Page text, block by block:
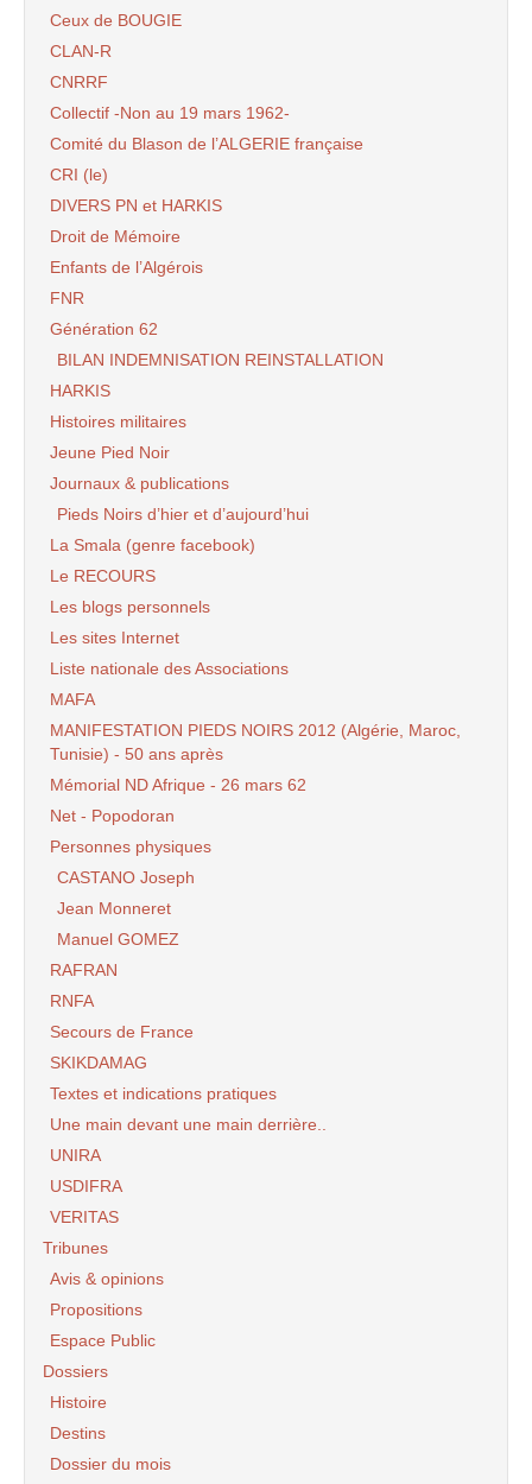
Ceux de BOUGIE
CLAN-R
CNRRF
Collectif -Non au 19 mars 1962-
Comité du Blason de l’ALGERIE française
CRI (le)
DIVERS PN et HARKIS
Droit de Mémoire
Enfants de l’Algérois
FNR
Génération 62
BILAN INDEMNISATION REINSTALLATION
HARKIS
Histoires militaires
Jeune Pied Noir
Journaux & publications
Pieds Noirs d’hier et d’aujourd’hui
La Smala (genre facebook)
Le RECOURS
Les blogs personnels
Les sites Internet
Liste nationale des Associations
MAFA
MANIFESTATION PIEDS NOIRS 2012 (Algérie, Maroc,
Tunisie) - 50 ans après
Mémorial ND Afrique - 26 mars 62
Net - Popodoran
Personnes physiques
CASTANO Joseph
Jean Monneret
Manuel GOMEZ
RAFRAN
RNFA
Secours de France
SKIKDAMAG
Textes et indications pratiques
Une main devant une main derrière..
UNIRA
USDIFRA
VERITAS
Tribunes
Avis & opinions
Propositions
Espace Public
Dossiers
Histoire
Destins
Dossier du mois